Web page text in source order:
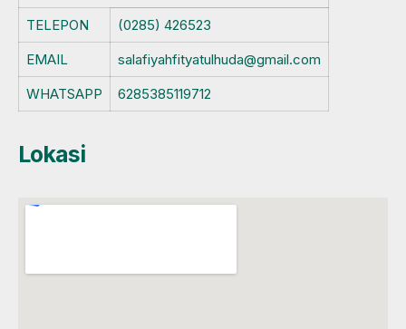
TELEPON
(0285) 426523
EMAIL
salafiyahfityatulhuda@gmail.com
WHATSAPP
6285385119712
Lokasi